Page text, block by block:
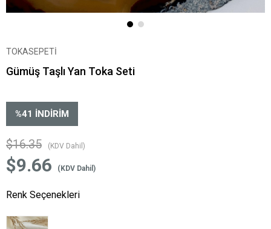
TOKASEPETİ
Gümüş Taşlı Yan Toka Seti
%41 İNDIRIM
$16.35 (KDV Dahil)
$9.66 (KDV Dahil)
Renk Seçenekleri